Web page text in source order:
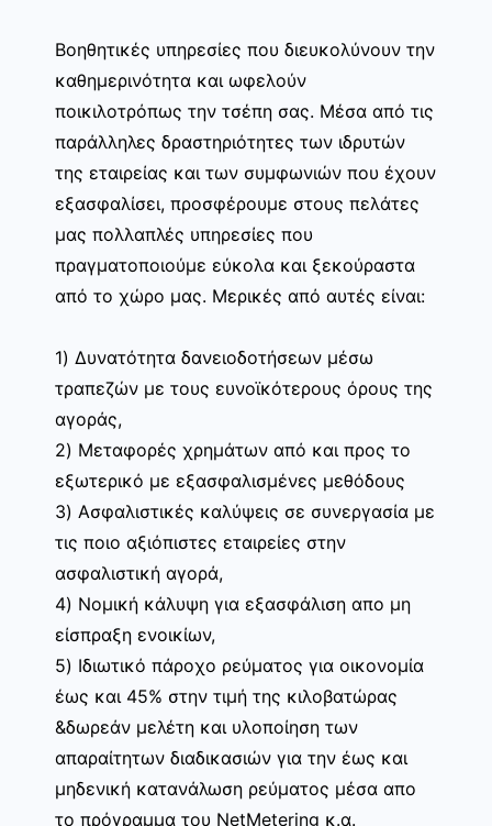
Βοηθητικές υπηρεσίες που διευκολύνουν την
καθημερινότητα και ωφελούν
ποικιλοτρόπως την τσέπη σας. Μέσα από τις
παράλληλες δραστηριότητες των ιδρυτών
της εταιρείας και των συμφωνιών που έχουν
εξασφαλίσει, προσφέρουμε στους πελάτες
μας πολλαπλές υπηρεσίες που
πραγματοποιούμε εύκολα και ξεκούραστα
από το χώρο μας. Μερικές από αυτές είναι:
1) Δυνατότητα δανειοδοτήσεων μέσω
τραπεζών με τους ευνοϊκότερους όρους της
αγοράς,
2) Μεταφορές χρημάτων από και προς το
εξωτερικό με εξασφαλισμένες μεθόδους
3) Ασφαλιστικές καλύψεις σε συνεργασία με
τις ποιο αξιόπιστες εταιρείες στην
ασφαλιστική αγορά,
4) Νομική κάλυψη για εξασφάλιση απο μη
είσπραξη ενοικίων,
5) Ιδιωτικό πάροχο ρεύματος για οικονομία
έως και 45% στην τιμή της κιλοβατώρας
&δωρεάν μελέτη και υλοποίηση των
απαραίτητων διαδικασιών για την έως και
μηδενική κατανάλωση ρεύματος μέσα απο
το πρόγραμμα του NetMetering κ.α.